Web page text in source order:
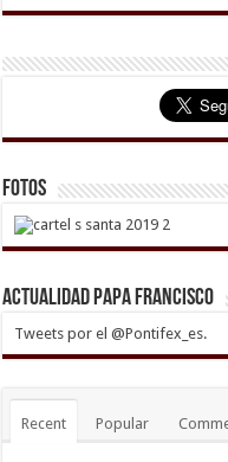
Fotos
Actualidad Papa Francisco
Tweets por el @Pontifex_es.
Recent Popular